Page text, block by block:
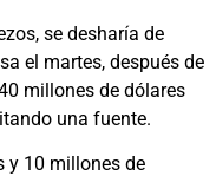
se desharía de
el martes, después de
millones de dólares
una fuente.
y 10 millones de